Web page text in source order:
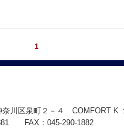
1
奈川区泉町２－４ COMFORT K
FAX：045-290-1882